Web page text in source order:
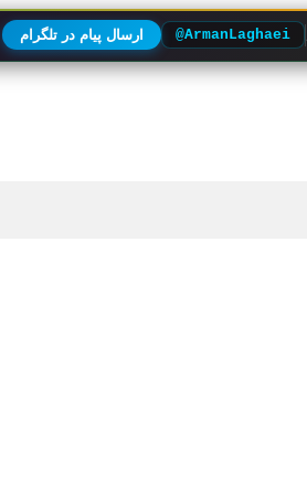
@ArmanLaghaei ارسال پیام در تلگرام